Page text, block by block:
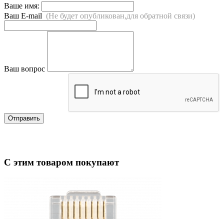
Ваше имя:
Ваш E-mail (Не будет опубликован,для обратной связи)
Ваш вопрос
Отправить
С этим товаром покупают